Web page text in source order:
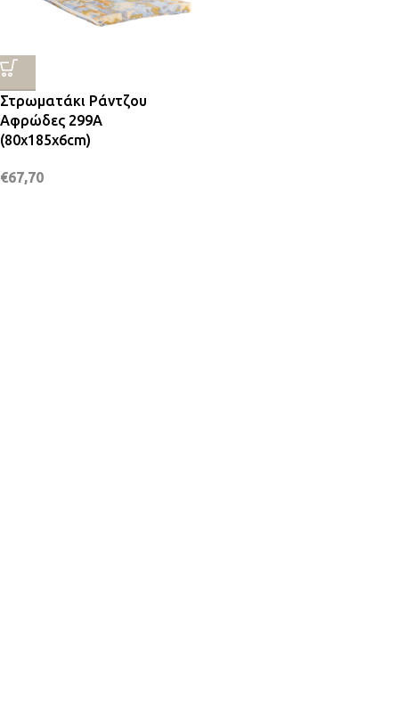
Στρωματάκι Ράντζου
Αφρώδες 299A
(80x185x6cm)
€67,70